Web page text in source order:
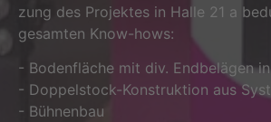
zung des Pro­jek­tes in Hal­le 21 a
gesam­ten Know-hows:
- Boden­flä­che mit div. End­be­lä­gen
- Dop­pel­stock-Konstruk­tion aus
- Büh­nen­bau